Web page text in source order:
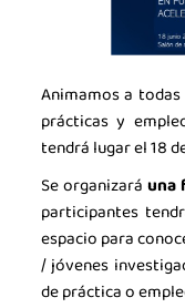
Animamos a
prácticas y
tendrá lugar el 18
Se organizaráuna
participantes
espacio para
/ jóvenes
de práctica o